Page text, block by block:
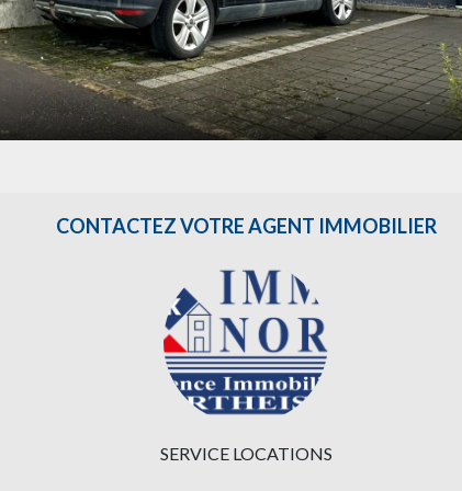
CONTACTEZ VOTRE AGENT IMMOBILIER
SERVICE LOCATIONS